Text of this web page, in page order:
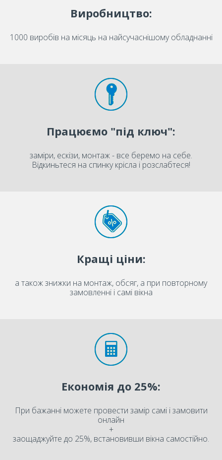
Виробництво:
1000 виробів на місяць на найсучаснішому обладнанні
Працюємо "під ключ":
заміри, ескізи, монтаж - все беремо на себе.
Відкиньтеся на спинку крісла і розслабтеся!
Кращі ціни:
а також знижки на монтаж, обсяг, а при повторному
замовленні і самі вікна
Економія до 25%:
При бажанні можете провести замір самі і замовити
онлайн
+
заощаджуйте до 25%, встановивши вікна самостійно.